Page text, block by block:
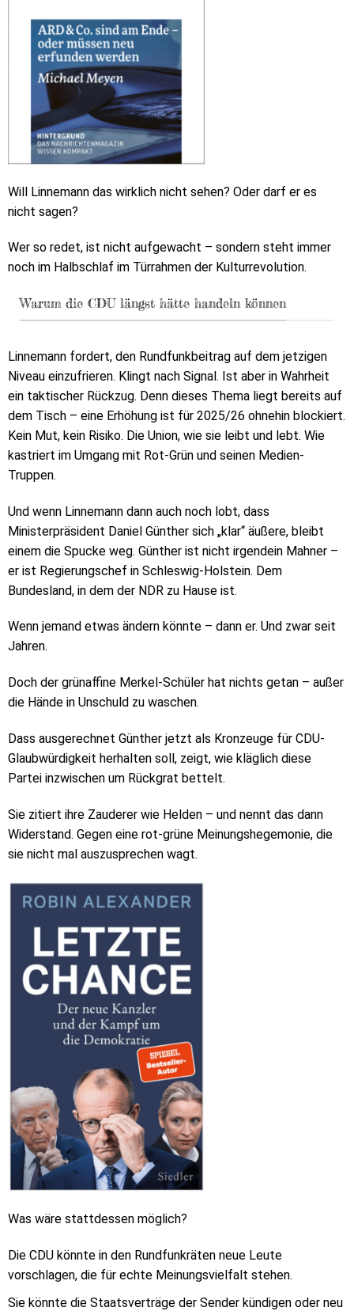
Will Linnemann das wirklich nicht sehen? Oder darf er es
nicht sagen?
Wer so redet, ist nicht aufgewacht – sondern steht immer
noch im Halbschlaf im Türrahmen der Kulturrevolution.
Warum die CDU längst hätte handeln können
Linnemann fordert, den Rundfunkbeitrag auf dem jetzigen
Niveau einzufrieren. Klingt nach Signal. Ist aber in Wahrheit
ein taktischer Rückzug. Denn dieses Thema liegt bereits auf
dem Tisch – eine Erhöhung ist für 2025/26 ohnehin blockiert.
Kein Mut, kein Risiko. Die Union, wie sie leibt und lebt. Wie
kastriert im Umgang mit Rot-Grün und seinen Medien-
Truppen.
Und wenn Linnemann dann auch noch lobt, dass
Ministerpräsident Daniel Günther sich „klar“ äußere, bleibt
einem die Spucke weg. Günther ist nicht irgendein Mahner –
er ist Regierungschef in Schleswig-Holstein. Dem
Bundesland, in dem der NDR zu Hause ist.
Wenn jemand etwas ändern könnte – dann er. Und zwar seit
Jahren.
Doch der grünaffine Merkel-Schüler hat nichts getan – außer
die Hände in Unschuld zu waschen.
Dass ausgerechnet Günther jetzt als Kronzeuge für CDU-
Glaubwürdigkeit herhalten soll, zeigt, wie kläglich diese
Partei inzwischen um Rückgrat bettelt.
Sie zitiert ihre Zauderer wie Helden – und nennt das dann
Widerstand. Gegen eine rot-grüne Meinungshegemonie, die
sie nicht mal auszusprechen wagt.
Was wäre stattdessen möglich?
Die CDU könnte in den Rundfunkräten neue Leute
vorschlagen, die für echte Meinungsvielfalt stehen.
Sie könnte die Staatsverträge der Sender kündigen oder neu